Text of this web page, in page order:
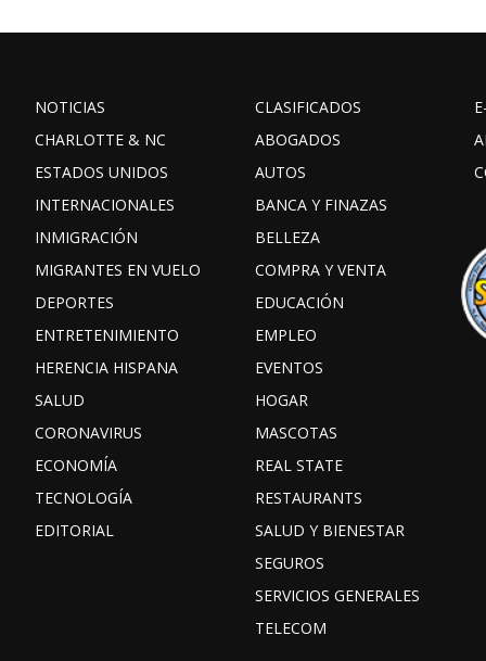
NOTICIAS
CHARLOTTE & NC
ESTADOS UNIDOS
INTERNACIONALES
INMIGRACIÓN
MIGRANTES EN VUELO
DEPORTES
ENTRETENIMIENTO
HERENCIA HISPANA
SALUD
CORONAVIRUS
ECONOMÍA
TECNOLOGÍA
EDITORIAL
CLASIFICADOS
ABOGADOS
AUTOS
BANCA Y FINAZAS
BELLEZA
COMPRA Y VENTA
EDUCACIÓN
EMPLEO
EVENTOS
HOGAR
MASCOTAS
REAL STATE
RESTAURANTS
SALUD Y BIENESTAR
SEGUROS
SERVICIOS GENERALES
TELECOM